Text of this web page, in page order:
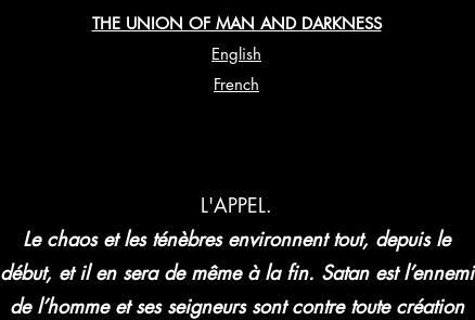
THE UNION OF MAN AND DARKNESS
English
French
L'APPEL.
Le chaos et les ténèbres environnent tout, depuis le
début, et il en sera de même à la fin. Satan est l’ennemi
de l’homme et ses seigneurs sont contre toute création